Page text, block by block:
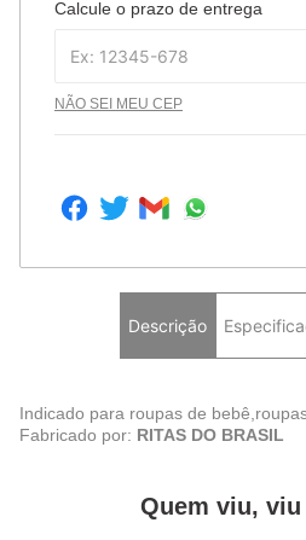
Calcule o prazo de entrega
NÃO SEI MEU CEP
Descrição
Indicado para roupas de
Fabricado por: RITAS DO BRASIL
Quem viu, viu